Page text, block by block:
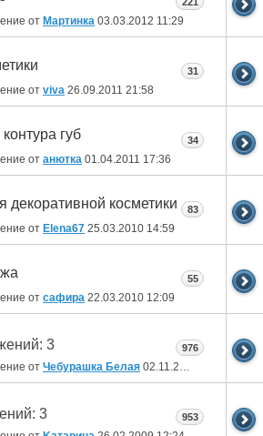
от Мартинка 03.03.2012 11:29
от viva 26.09.2011 21:58
31
губ
от анютка 01.04.2011 17:36
34
декоративной косметики
от Elena67 25.03.2010 14:59
83
от сафира 22.03.2010 12:09
55
от Чебурашка Белая 02.11.2009
976
953